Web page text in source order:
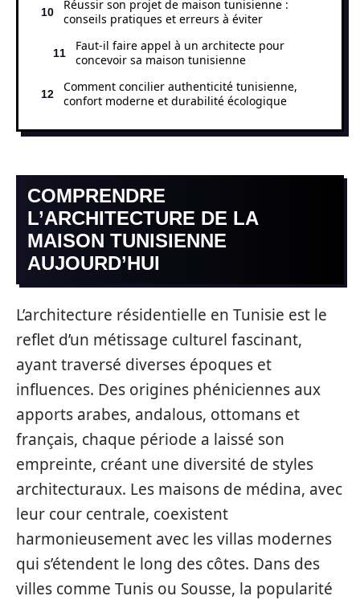
Réussir son projet de maison tunisienne :
conseils pratiques et erreurs à éviter
Faut-il faire appel à un architecte pour
concevoir sa maison tunisienne
Comment concilier authenticité tunisienne,
confort moderne et durabilité écologique
COMPRENDRE
L’ARCHITECTURE DE LA
MAISON TUNISIENNE
AUJOURD’HUI
L’architecture résidentielle en Tunisie est le
reflet d’un métissage culturel fascinant,
ayant traversé diverses époques et
influences. Des origines phéniciennes aux
apports arabes, andalous, ottomans et
français, chaque période a laissé son
empreinte, créant une diversité de styles
architecturaux. Les maisons de médina, avec
leur cour centrale, coexistent
harmonieusement avec les villas modernes
qui s’étendent le long des côtes. Dans des
villes comme Tunis ou Sousse, la popularité